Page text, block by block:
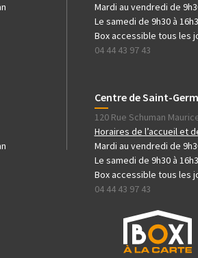
Mardi au vendredi de
Le samedi de 9h30 à
Box accessible tous les
04 44 43 97 43
Centre de Saint-
120 Rue Schuman
Horaires de l’accueil et
Mardi au vendredi de
Le samedi de 9h30 à
Box accessible tous les
04 44 43 97 43